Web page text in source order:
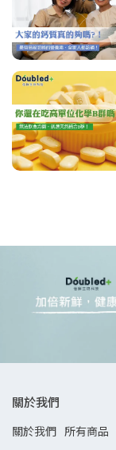
關於我們
關於我們 所有商品